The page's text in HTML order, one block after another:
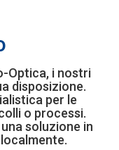
Optica, i nostri
disposizione.
per le
o processi.
soluzione in